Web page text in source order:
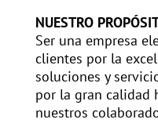
NUESTRO
Ser una empresa
clientes por la
soluciones y
por la gran calidad
nuestros